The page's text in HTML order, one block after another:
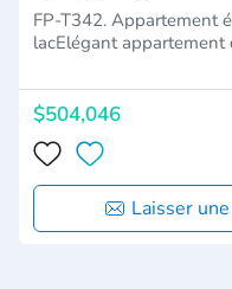
FP-T342. Appartement
lacElégant
$504,046
Laisser